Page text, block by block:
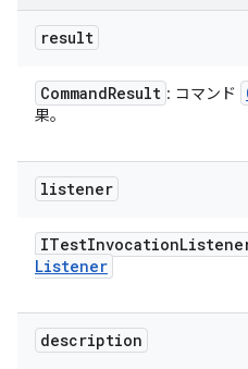
result
CommandResult : コマンド
果。
listener
ITestInvocation
Listener
description